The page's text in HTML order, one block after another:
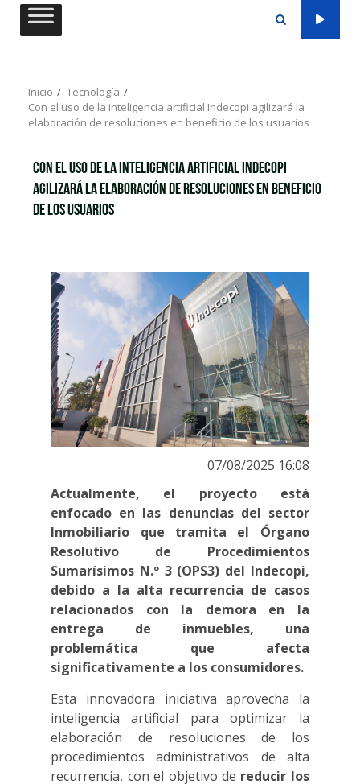
Saltar
Inicio
Tecnología
Con el uso de la inteligencia artificial Indecopi agilizará la
elaboración de resoluciones en beneficio de los usuarios
Con el uso de la inteligencia artificial Indecopi
agilizará la elaboración de resoluciones en beneficio
de los usuarios
07/08/2025 16:08
Actualmente, el proyecto está
enfocado en las denuncias del sector
Inmobiliario que tramita el Órgano
Resolutivo de Procedimientos
Sumarísimos N.º 3 (OPS3) del Indecopi,
debido a la alta recurrencia de casos
relacionados con la demora en la
entrega de inmuebles, una
problemática que afecta
significativamente a los consumidores.
Esta innovadora iniciativa aprovecha la
inteligencia artificial para optimizar la
elaboración de resoluciones de los
procedimientos administrativos de alta
recurrencia, con el objetivo de reducir los